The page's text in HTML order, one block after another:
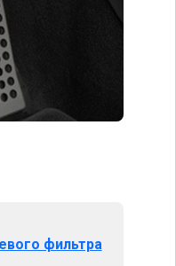
фильтра